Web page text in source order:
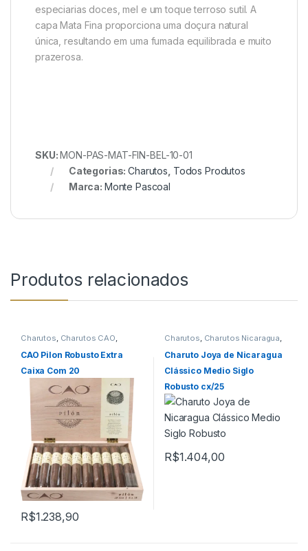
especiarias doces, mel e um toque terroso sutil. A
capa Mata Fina proporciona uma doçura natural
única, resultando em uma fumada equilibrada e muito
prazerosa.
SKU:MON-PAS-MAT-FIN-BEL-10-01
Categorias:Charutos Todos Produtos
Marca: Monte Pascoal
Produtos relacionados
Charutos Charutos CAO
Charutos Nicaragua Charutos
Off Cuba,Todos Produtos
CAO Pilon Robusto Extra
Caixa Com 20
R$1.238,90
Charutos Charutos Nicaragua
Charutos Off Cuba
Produtos
Charuto Joya de Nicaragua
Clássico Medio Siglo
Robusto cx/25
R$1.404,00